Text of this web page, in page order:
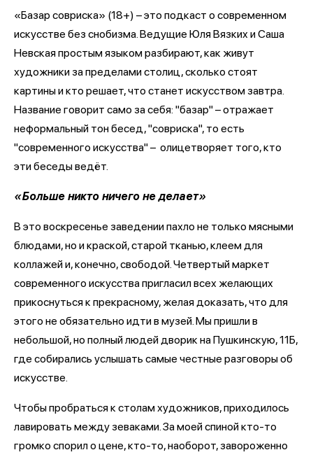
«Базар совриска» (18+) – это подкаст о современном
искусстве без снобизма. Ведущие Юля Вязких и Саша
Невская простым языком разбирают, как живут
художники за пределами столиц, сколько стоят
картины и кто решает, что станет искусством завтра.
Название говорит само за себя: "базар" – отражает
неформальный тон бесед, "совриска", то есть
"современного искусства" – олицетворяет того, кто
эти беседы ведёт.
«Больше никто ничего не делает»
В это воскресенье заведении пахло не только мясными
блюдами, но и краской, старой тканью, клеем для
коллажей и, конечно, свободой. Четвертый маркет
современного искусства пригласил всех желающих
прикоснуться к прекрасному, желая доказать, что для
этого не обязательно идти в музей. Мы пришли в
небольшой, но полный людей дворик на Пушкинскую, 11Б,
где собирались услышать самые честные разговоры об
искусстве.
Чтобы пробраться к столам художников, приходилось
лавировать между зеваками. За моей спиной кто-то
громко спорил о цене, кто-то, наоборот, завороженно